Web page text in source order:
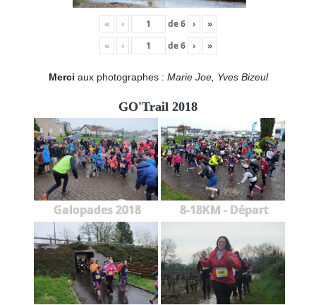
« ‹ de6 ›
»
«
‹ de6 › »
Merci aux photographes : Marie Joe, Yves Bizeul
GO'Trail 2018
Galopades 2018 8-18KM - Départ